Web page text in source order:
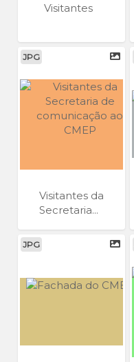
Visitantes
JPG
Visitantes da
Secretaria...
JPG